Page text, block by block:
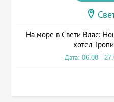
На море в Свети Влас:
хотел
Дата: 06.08 -